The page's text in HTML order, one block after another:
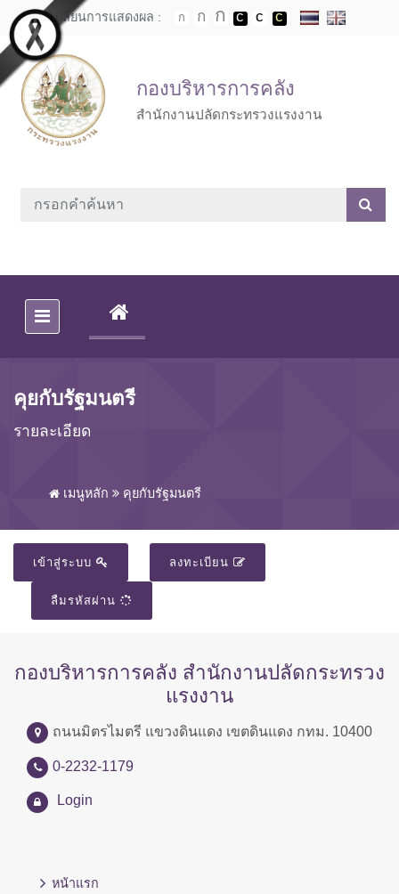
Skip to main content
เปลี่ยนการแสดงผล :
กองบริหารการคลัง
สำนักงานปลัดกระทรวงแรงงาน
(CURRENT)
คุยกับรัฐมนตรี
รายละเอียด
เมนูหลัก คุยกับรัฐมนตรี
เข้าสู่ระบบ ลงทะเบียน
ลืมรหัสผ่าน
กองบริหารการคลัง สำนักงานปลัดกระทรวง
แรงงาน
ถนนมิตรไมตรี แขวงดินแดง เขตดินแดง กทม. 10400
0-2232-1179
Login
หน้าแรก